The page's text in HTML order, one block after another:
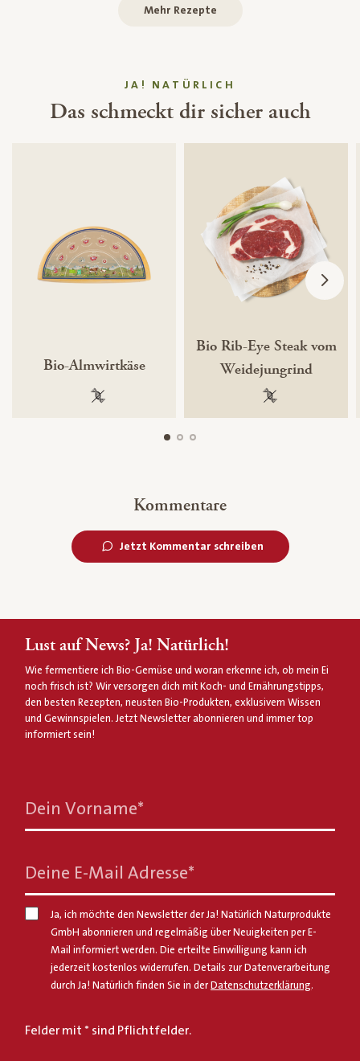
Mehr Rezepte
JA! NATÜRLICH
Das schmeckt dir sicher auch
Bio-Almwirtkäse
100 % gentechnikfrei
Bio Rib-Eye Steak vom
Weidejungrind
100 %
Kommentare
Jetzt Kommentar schreiben
Lust auf News? Ja! Natürlich!
Wie fermentiere ich Bio-Gemüse und woran erkenne ich, ob mein Ei
noch frisch ist? Wir versorgen dich mit Koch- und Ernährungstipps,
den besten Rezepten, neusten Bio-Produkten, exklusivem Wissen
und Gewinnspielen. Jetzt Newsletter abonnieren und immer top
informiert sein!
Dein Vorname*
Deine E-Mail Adresse*
Ja, ich möchte den Newsletter der Ja! Natürlich Naturprodukte
GmbH abonnieren und regelmäßig über Neuigkeiten per E-
Mail informiert werden. Die erteilte Einwilligung kann ich
jederzeit kostenlos widerrufen. Details zur Datenverarbeitung
durch Ja! Natürlich finden Sie in der Datenschutzerklärung.
Felder mit * sind Pflichtfelder.